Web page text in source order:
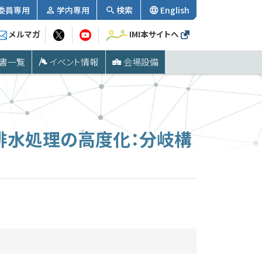
一覧 イベント情報 会場設備
員専用 学内専用 検索 English
メルマガ IMI本サイトへ
水処理の高度化：分岐構